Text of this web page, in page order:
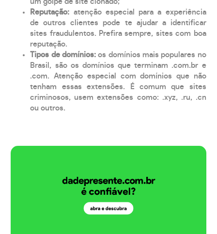
Reputação: atenção especial para a experiência
de outros clientes pode te ajudar a identificar
sites fraudulentos. Prefira sempre, sites com boa
reputação.
Tipos de domínios:os domínios mais populares no
Brasil, são os domínios que terminam .com.br e
.com. Atenção especial com domínios que não
tenham essas extensões. É comum que sites
criminosos, usem extensões como: .xyz, .ru, .cn
ou outros.